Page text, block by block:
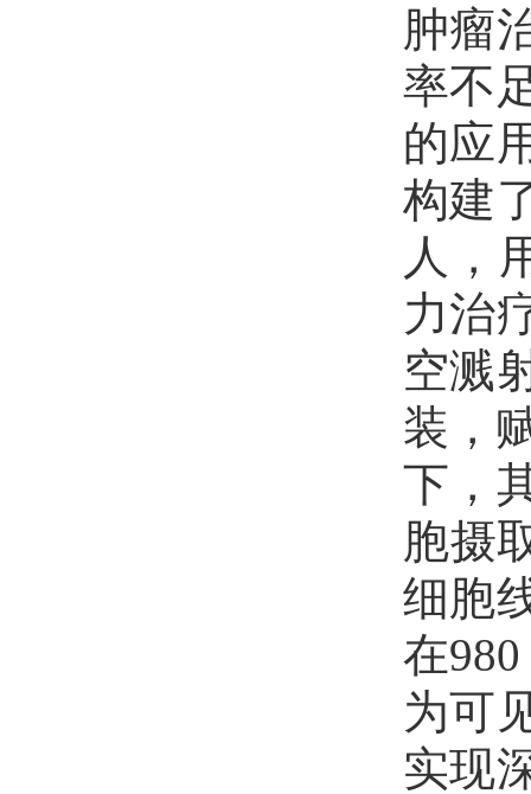
肿瘤
率不
的应
构建
人，
力治
空溅
装，
下，
胞摄
细胞
在
为可
实现